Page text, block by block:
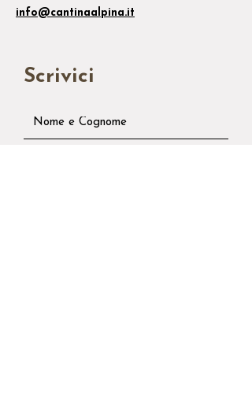
info@cantinaalpina.it
Scrivici